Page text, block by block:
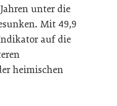
unter die
Mit 49,9
auf die
heimischen